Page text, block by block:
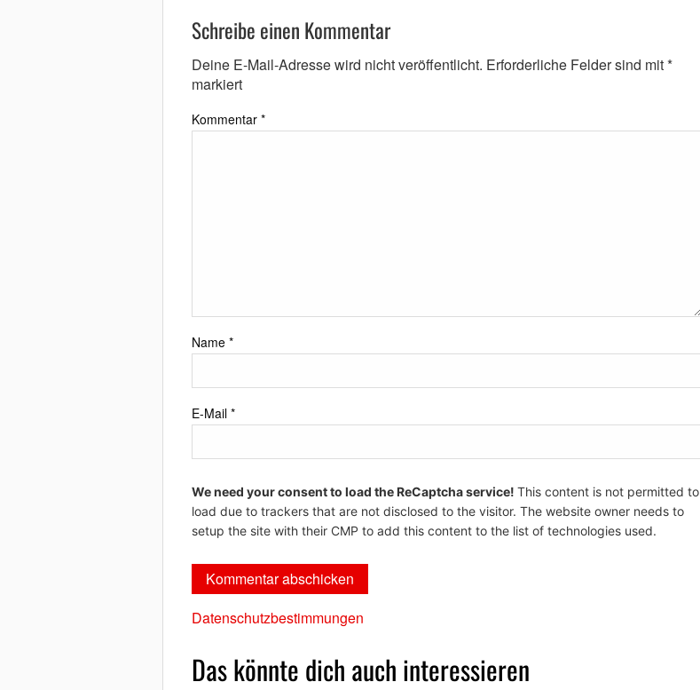
Schreibe einen Kommentar
Deine E-Mail-Adresse wird nicht veröffentlicht. Erforderliche Felder sind mit*
markiert
Kommentar *
Name *
E-Mail *
We need your consent to load the ReCaptcha service! This content is not permitted to
load due to trackers that are not disclosed to the visitor. The website owner needs to
setup the site with their CMP to add this content to the list of technologies used.
Datenschutzbestimmungen
Das könnte dich auch interessieren